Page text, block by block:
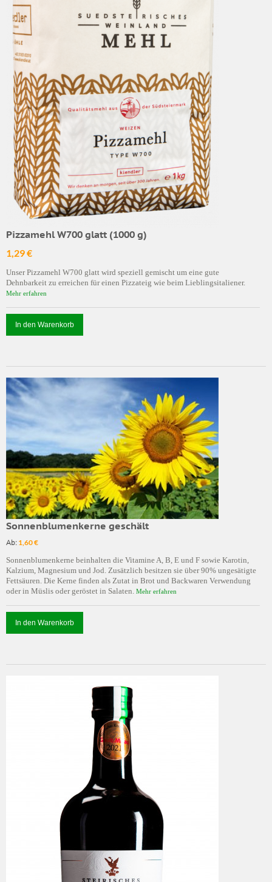
Pizzamehl W700 glatt (1000 g)
1,29 €
Unser Pizzamehl W700 glatt wird speziell gemischt um eine gute
Dehnbarkeit zu erreichen für einen Pizzateig wie beim Lieblingsitaliener.
Mehr erfahren
In den Warenkorb
Sonnenblumenkerne geschält
Ab: 1,60 €
Sonnenblumenkerne beinhalten die Vitamine A, B, E und F sowie Karotin,
Kalzium, Magnesium und Jod. Zusätzlich besitzen sie über 90% ungesätigte
Fettsäuren. Die Kerne finden als Zutat in Brot und Backwaren Verwendung
oder in Müslis oder geröstet in Salaten. Mehr erfahren
In den Warenkorb